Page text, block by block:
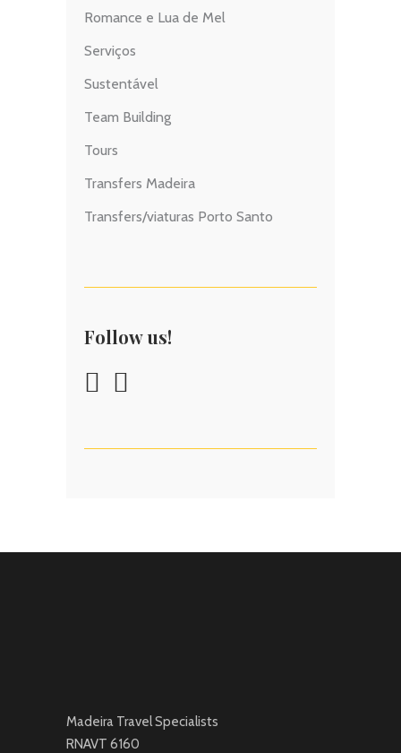
Romance e Lua de Mel
Serviços
Sustentável
Team Building
Tours
Transfers Madeira
Transfers/viaturas Porto Santo
Follow us!
Madeira Travel Specialists
RNAVT 6160